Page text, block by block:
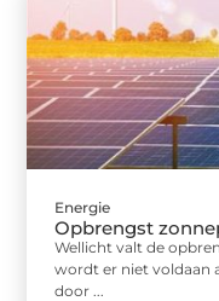
Energie
Opbrengst
Wellicht valt de
wordt er niet voldaan
door ...